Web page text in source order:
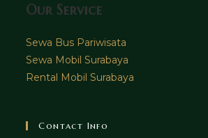
Our Service
Sewa Bus Pariwisata
Sewa Mobil Surabaya
Rental Mobil Surabaya
Contact Info